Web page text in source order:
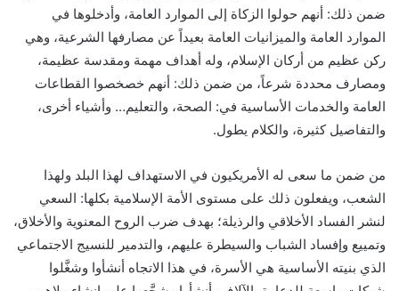
ضمن ذلك: أنهم حولوا الزكاة إلى الموارد العامة، وأدخلوها في
الموارد العامة والميزانيات العامة بعيداً عن مصارفها الشرعية، وهي
ركن عظيم من أركان الإسلام، وله أهداف مهمة ومقدسة عظيمة،
ومصارف محددة شرعاً، من ضمن ذلك: أنهم خصخصوا القطاعات
العامة والخدمات الأساسية في: الصحة، والتعليم… وأشياء أخرى،
والتفاصيل كثيرة، والكلام يطول.
من ضمن ما سعى له الأمريكيون في الاستهداف لهذا البلد ولهذا
الشعب، ويفعلون ذلك على مستوى الأمة الإسلامية بكلها: السعي
لنشر الفساد الأخلاقي والرذيلة؛ بهدف ضرب الروح المعنوية والأخلاق،
وتمييع وإفساد الشباب والسيطرة عليهم، والتدمير للنسيج الاجتماعي
الذي بنيته الأساسية هي الأسرة، في هذا الاتجاه أنشأوا وشغَّلوا